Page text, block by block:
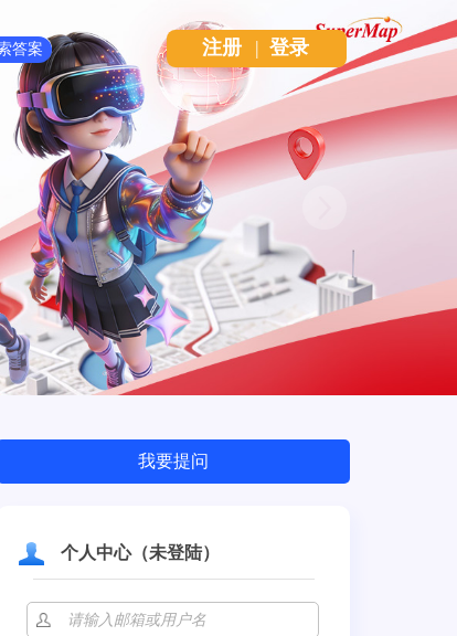
注册 | 登录
个人中心（未登陆）